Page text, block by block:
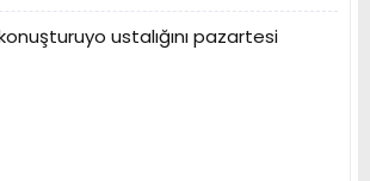
ustalığını pazartesi